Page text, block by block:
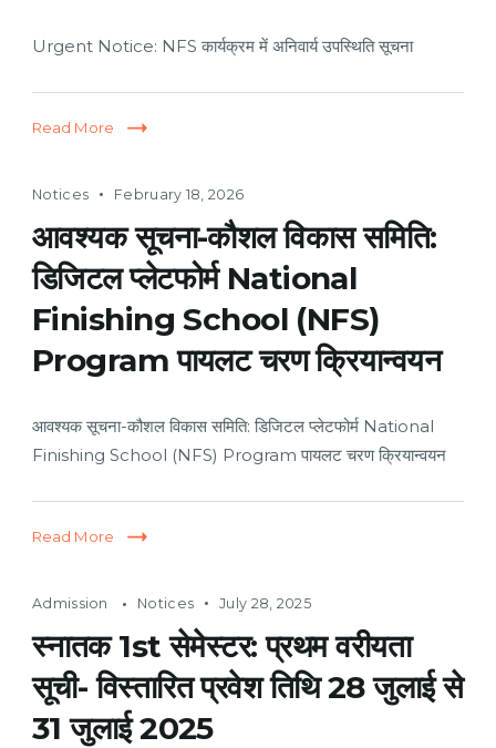
Urgent Notice: NFS कार्यक्रम में अनिवार्य उपस्थिति सूचना
Read More
Notices February 18, 2026
आवश्यक सूचना-कौशल विकास समिति:
डिजिटल प्लेटफोर्म National
Finishing School (NFS)
Program पायलट चरण क्रियान्वयन
आवश्यक सूचना-कौशल विकास समिति: डिजिटल प्लेटफोर्म National
Finishing School (NFS) Program पायलट चरण क्रियान्वयन
Read More
Admission Notices July 28, 2025
स्नातक 1st सेमेस्टर: प्रथम वरीयता
सूची- विस्तारित प्रवेश तिथि 28 जुलाई से
31 जुलाई 2025